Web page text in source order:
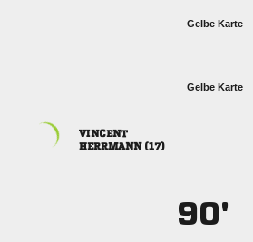
Gelbe Karte
Gelbe Karte

 
90'